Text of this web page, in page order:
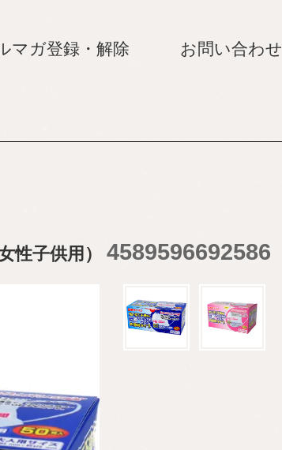
マガ登録・解除 お問い合わせ
性子供用） 4589596692586